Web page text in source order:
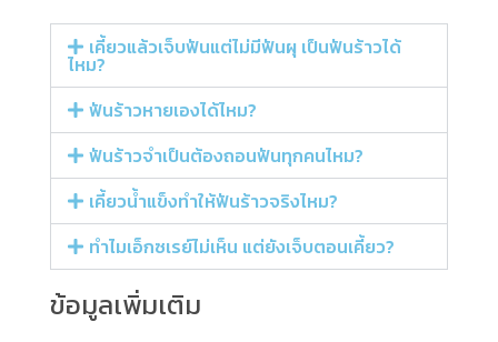
เคี้ยวแล้วเจ็บฟันแต่ไม่มีฟันผุ เป็นฟันร้าวได้
ไหม?
ฟันร้าวหายเองได้ไหม?
ฟันร้าวจำเป็นต้องถอนฟันทุกคนไหม?
เคี้ยวน้ำแข็งทำให้ฟันร้าวจริงไหม?
ทำไมเอ็กซเรย์ไม่เห็น แต่ยังเจ็บตอนเคี้ยว?
ข้อมูลเพิ่มเติม